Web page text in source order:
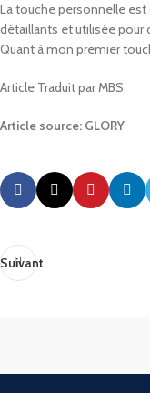
La touche personnelle est
détaillants et utilisée pour
Quant à mon premier
Article Traduit par MBS
Article source: GLORY
Suivant